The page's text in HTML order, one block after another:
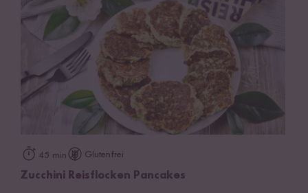
45 min Glutenfrei
Zucchini Reisflocken Pancakes